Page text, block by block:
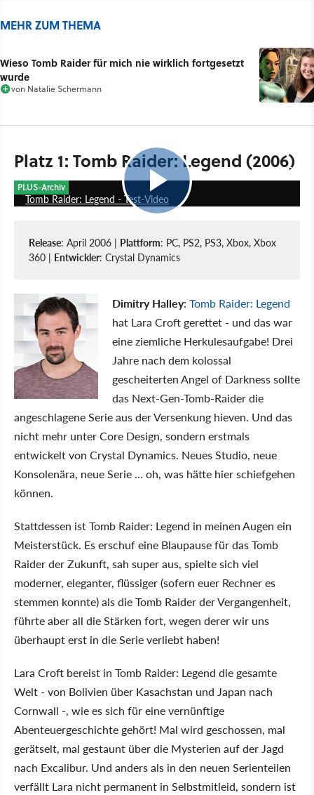
MEHR ZUM THEMA
Wieso Tomb Raider für mich nie wirklich fortgesetzt
wurde
von Natalie Schermann
Platz 1: Tomb Raider: Legend (2006)
PLUS-Archiv
6:33
Tomb Raider: Legend - Test-Video
Release: April 2006 | Plattform: PC, PS2, PS3, Xbox, Xbox
360 | Entwickler: Crystal Dynamics
Dimitry Halley: Tomb Raider: Legend
hat Lara Croft gerettet - und das war
eine ziemliche Herkulesaufgabe! Drei
Jahre nach dem kolossal
gescheiterten Angel of Darkness sollte
das Next-Gen-Tomb-Raider die
angeschlagene Serie aus der Versenkung hieven. Und das
nicht mehr unter Core Design, sondern erstmals
entwickelt von Crystal Dynamics. Neues Studio, neue
Konsolenära, neue Serie … oh, was hätte hier schiefgehen
können.
Stattdessen ist Tomb Raider: Legend in meinen Augen ein
Meisterstück. Es erschuf eine Blaupause für das Tomb
Raider der Zukunft, sah super aus, spielte sich viel
moderner, eleganter, flüssiger (sofern euer Rechner es
stemmen konnte) als die Tomb Raider der Vergangenheit,
führte aber all die Stärken fort, wegen derer wir uns
überhaupt erst in die Serie verliebt haben!
Lara Croft bereist in Tomb Raider: Legend die gesamte
Welt - von Bolivien über Kasachstan und Japan nach
Cornwall -, wie es sich für eine vernünftige
Abenteuergeschichte gehört! Mal wird geschossen, mal
gerätselt, mal gestaunt über die Mysterien auf der Jagd
nach Excalibur. Und anders als in den neuen Serienteilen
verfällt Lara nicht permanent in Selbstmitleid, sondern ist